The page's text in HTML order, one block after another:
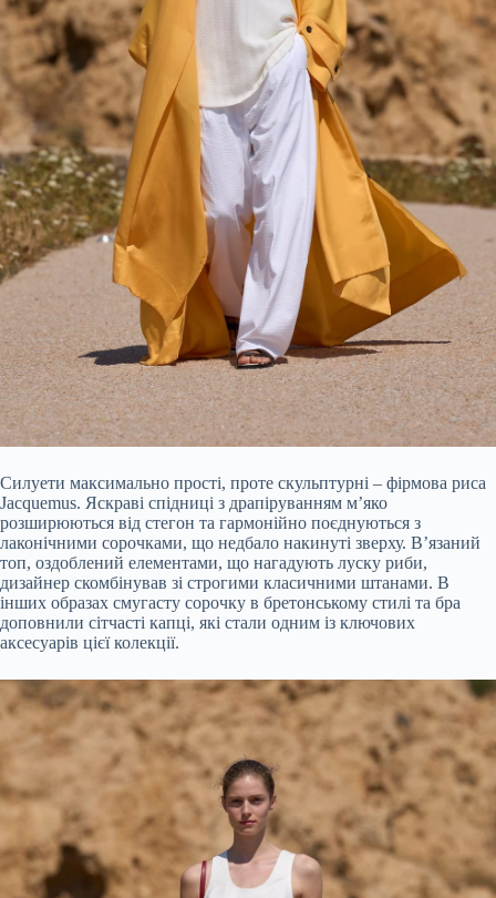
Силуети максимально прості, проте скульптурні – фірмова риса
Jacquemus. Яскраві спідниці з драпіруванням м’яко
розширюються від стегон та гармонійно поєднуються з
лаконічними сорочками, що недбало накинуті зверху. В’язаний
топ, оздоблений елементами, що нагадують луску риби,
дизайнер скомбінував зі строгими класичними штанами. В
інших образах смугасту сорочку в бретонському стилі та бра
доповнили сітчасті капці, які стали одним із ключових
аксесуарів цієї колекції.